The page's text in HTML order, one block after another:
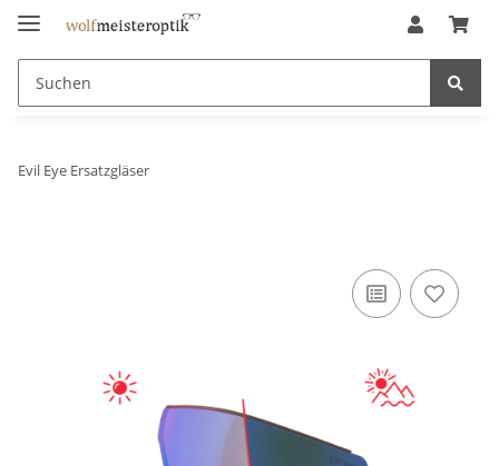
Evil Eye Ersatzgläser